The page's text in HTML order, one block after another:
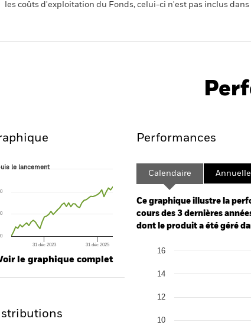
les coûts d'exploitation du Fonds, celui-ci n'est pas inclus
le lancement
chart has 1 X axis displaying Time. Range: 2022-09-30 00:00:00 to
chart has 1 Y axis displaying values. Range: 0 to 60.
le lancement
31 déc 2023 31 déc 2025
le graphique complet
Performances
Calendaire Annuelle
Ce graphique illustre la
cours des 3 dernières
dont le produit a été géré
Chart
Bar chart with 2 data series.
The chart has 1 Y axis
10
12
14
16